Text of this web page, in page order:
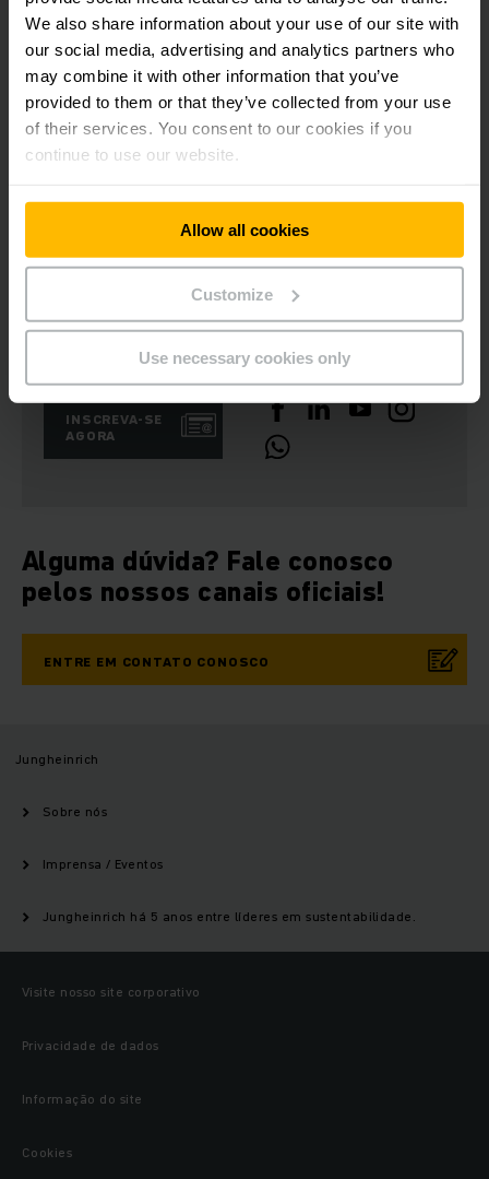
We also share information about your use of our site with
our social media, advertising and analytics partners who
may combine it with other information that you’ve
provided to them or that they’ve collected from your use
of their services. You consent to our cookies if you
continue to use our website.
Allow all cookies
Customize
Use necessary cookies only
consistência e seguimos determinados a alcançar nossas
metas de sustentabilidade”, afirma Dr. Lars Brzoska,
presidente do Conselho Executivo da Jungheinrich AG.
Para ler a matéria na íntegra, acesse:
Fünfmal Platin in Folge: Jungheinrich erneut unter den
nachhaltigsten Unternehmen weltweit
Newsletters
INSCREVA-SE
AGORA
Redes Sociais
Alguma dúvida? Fale conosco
pelos nossos canais oficiais!
ENTRE EM CONTATO CONOSCO
Jungheinrich
Sobre nós
Imprensa / Eventos
Jungheinrich há 5 anos entre líderes em sustentabilidade.
Visite nosso site corporativo
Privacidade de dados
Informação do site
Cookies